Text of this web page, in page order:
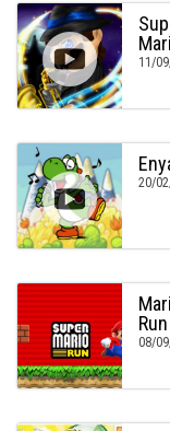
11/
20/
Run
08/